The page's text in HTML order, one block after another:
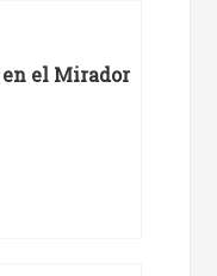
el Mirador